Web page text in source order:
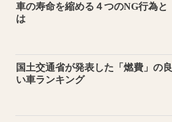
車の寿命を縮める４つのNG行為と
は
国土交通省が発表した「燃費」の良
い車ランキング